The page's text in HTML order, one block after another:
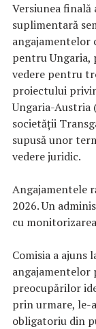
Versiunea finală
suplimentară
angajamentelor
pentru Ungaria,
vedere pentru
proiectului
Ungaria-Austria
societății
supusă unor
vedere juridic.
Angajamentele
2026. Un
cu
Comisia a ajuns
angajamentelor
preocupărilor
prin urmare, le-
obligatoriu din